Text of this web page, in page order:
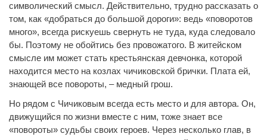
символический смысл. Действительно, трудно рассказать о
том, как «добраться до большой дороги»: ведь «поворотов
много», всегда рискуешь свернуть не туда, куда следовало
бы. Поэтому не обойтись без провожатого. В житейском
смысле им может стать крестьянская девчонка, которой
находится место на козлах чичиковской брички. Плата ей,
знающей все повороты, – медный грош.
Но рядом с Чичиковым всегда есть место и для автора. Он,
движущийся по жизни вместе с ним, тоже знает все
«повороты» судьбы своих героев. Через несколько глав, в